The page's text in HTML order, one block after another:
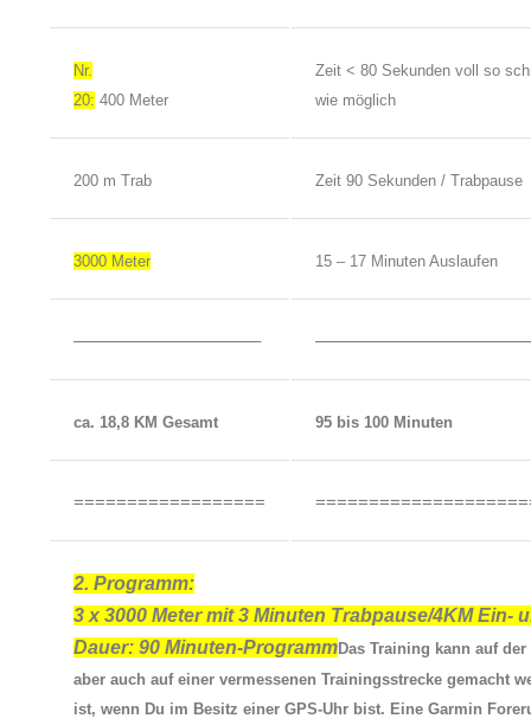
Nr.
20: 400 Meter
Zeit < 80 Sekunden voll so
wie möglich
200 m Trab Zeit 90 Sekunden / Trabpause
3000 Meter 15 – 17 Minuten Auslaufen
——————————–
ca. 18,8 KM Gesamt 95 bis 100 Minuten
==================
2. Programm:
3 x 3000 Meter mit 3 Minuten Trabpause/4KM Ein-
Dauer: 90 Minuten-ProgrammDas Training kann auf der
aber auch auf einer vermessenen Trainingsstrecke gemacht
ist, wenn Du im Besitz einer GPS-Uhr bist. Eine Garmin